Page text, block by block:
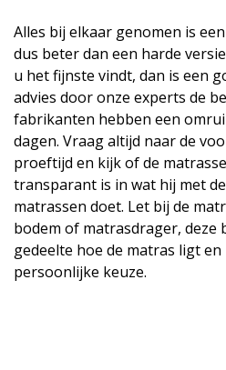
Alles bij elkaar genomen is
dus beter dan een harde
u het fijnste vindt, dan is een
advies door onze experts de
fabrikanten hebben een
dagen. Vraag altijd naar de
proeftijd en kijk of de
transparant is in wat hij met
matrassen doet. Let bij de
bodem of matrasdrager, deze
gedeelte hoe de matras ligt
persoonlijke keuze.